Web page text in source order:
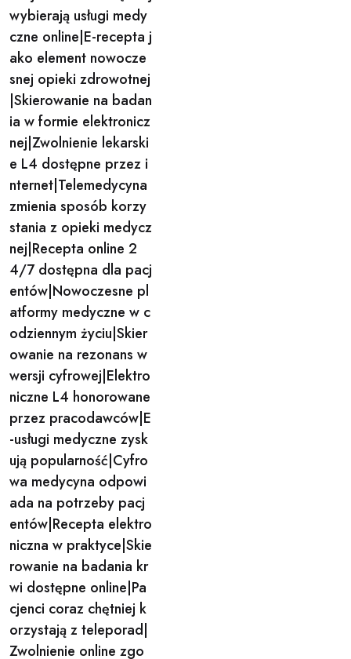
navigation
wybierają usługi medy
czne online|E-recepta j
ako element nowocze
snej opieki zdrowotnej
|Skierowanie na badan
ia w formie elektronicz
nej|Zwolnienie lekarski
e L4 dostępne przez i
nternet|Telemedycyna
zmienia sposób korzy
stania z opieki medycz
nej|Recepta online 2
4/7 dostępna dla pacj
entów|Nowoczesne pl
atformy medyczne w c
odziennym życiu|Skier
owanie na rezonans w
wersji cyfrowej|Elektro
niczne L4 honorowane
przez pracodawców|E
-usługi medyczne zysk
ują popularność|Cyfro
wa medycyna odpowi
ada na potrzeby pacj
entów|Recepta elektro
niczna w praktyce|Skie
rowanie na badania kr
wi dostępne online|Pa
cjenci coraz chętniej k
orzystają z teleporad|
Zwolnienie online zgo